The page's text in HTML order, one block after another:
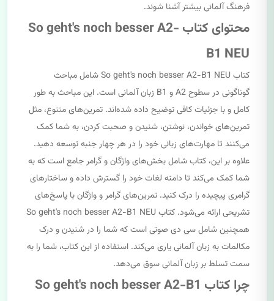
فرهنگ آلمانی بیشتر آشنا شوند.
محتوای کتاب So geht's noch besser A2-
B1 NEU
کتاب So geht's noch besser A2-B1 NEU شامل مباحث
گوناگونی در سطوح A2 و B1 زبان آلمانی است. این مباحث به طور
کامل و با جزئیات کافی توضیح داده شده‌اند. تمرین‌های متنوع، مثل
تمرین‌های خواندن، نوشتن، شنیدن و صحبت کردن، به شما کمک
می‌کنند تا مهارت‌های زبانی خود را در هر چهار جنبه توسعه دهید.
علاوه بر این، کتاب شامل بخش‌های واژگان و گرامر جامع است که به
شما کمک می‌کند تا دامنه لغات خود را گسترش داده و ساختارهای
گرامری پیچیده را درک کنید. تمرین‌های گرامر و واژگان با پاسخ‌های
تشریحی ارائه می‌شود. کتاب So geht's noch besser A2-B1 NEU
همچنین شامل سی دی صوتی است که شما را در شنیدن و درک
مکالمات به زبان آلمانی یاری می‌کند. استفاده از این کتاب، شما را به
سمت تسلط بر زبان آلمانی سوق می‌دهد.
چرا کتاب So geht's noch besser A2-B1